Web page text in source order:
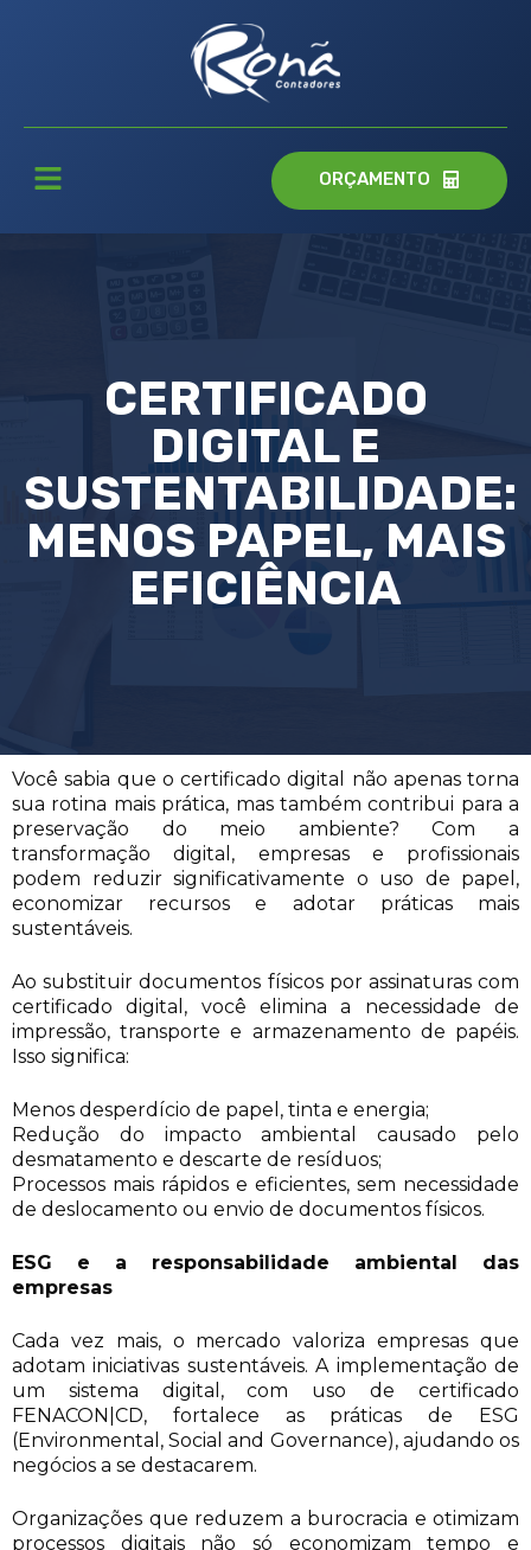
ORÇAMENTO
CERTIFICADO
DIGITAL E
SUSTENTABILIDADE:
MENOS PAPEL, MAIS
EFICIÊNCIA
Você sabia que o certificado digital não apenas torna
sua rotina mais prática, mas também contribui para a
preservação do meio ambiente? Com a
transformação digital, empresas e profissionais
podem reduzir significativamente o uso de papel,
economizar recursos e adotar práticas mais
sustentáveis.
Ao substituir documentos físicos por assinaturas com
certificado digital, você elimina a necessidade de
impressão, transporte e armazenamento de papéis.
Isso significa:
Menos desperdício de papel, tinta e energia;
Redução do impacto ambiental causado pelo
desmatamento e descarte de resíduos;
Processos mais rápidos e eficientes, sem necessidade
de deslocamento ou envio de documentos físicos.
ESG e a responsabilidade ambiental das
empresas
Cada vez mais, o mercado valoriza empresas que
adotam iniciativas sustentáveis. A implementação de
um sistema digital, com uso de certificado
FENACON|CD, fortalece as práticas de ESG
(Environmental, Social and Governance), ajudando os
negócios a se destacarem.
Organizações que reduzem a burocracia e otimizam
processos digitais não só economizam tempo e